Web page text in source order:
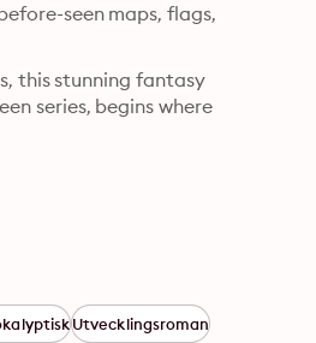
seen maps, flags,
this stunning fantasy
series, begins where
Utvecklingsroman